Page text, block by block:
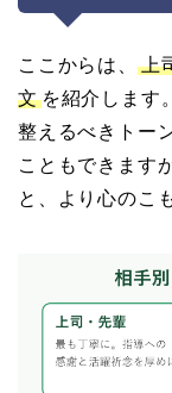
ここからは、
上
文を紹介します
整えるべきトー
こともできます
と、より心のこ